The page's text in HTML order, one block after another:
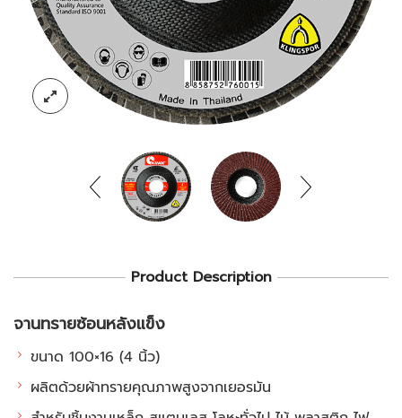
Product Description
จานทรายซ้อนหลังแข็ง
ขนาด 100×16 (4 นิ้ว)
ผลิตด้วยผ้าทรายคุณภาพสูงจากเยอรมัน